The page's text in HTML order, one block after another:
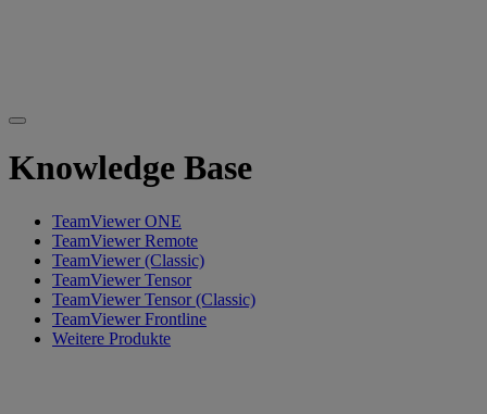
Knowledge Base
TeamViewer ONE
TeamViewer Remote
TeamViewer (Classic)
TeamViewer Tensor
TeamViewer Tensor (Classic)
TeamViewer Frontline
Weitere Produkte